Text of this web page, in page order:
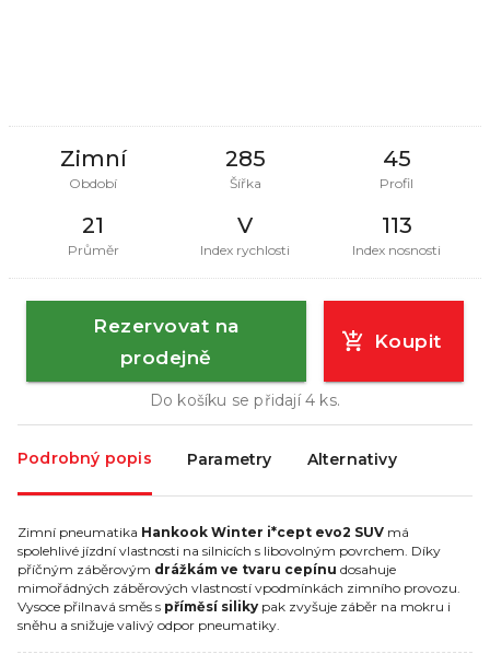
Zimní
Období
285
Šířka
45
Profil
21
Průměr
V
Index rychlosti
113
Index nosnosti
Rezervovat na
prodejně
Koupit
Do košíku se přidají4 ks.
Podrobný popis Parametry Alternativy
Zimní pneumatika Hankook Winter i*cept evo2 SUV má
spolehlivé jízdní vlastnosti na silnicích s libovolným povrchem. Díky
příčným záběrovým drážkám ve tvaru cepínu dosahuje
mimořádných záběrových vlastností vpodmínkách zimního provozu.
Vysoce přilnavá směs s příměsí siliky pak zvyšuje záběr na mokru i
sněhu a snižuje valivý odpor pneumatiky.